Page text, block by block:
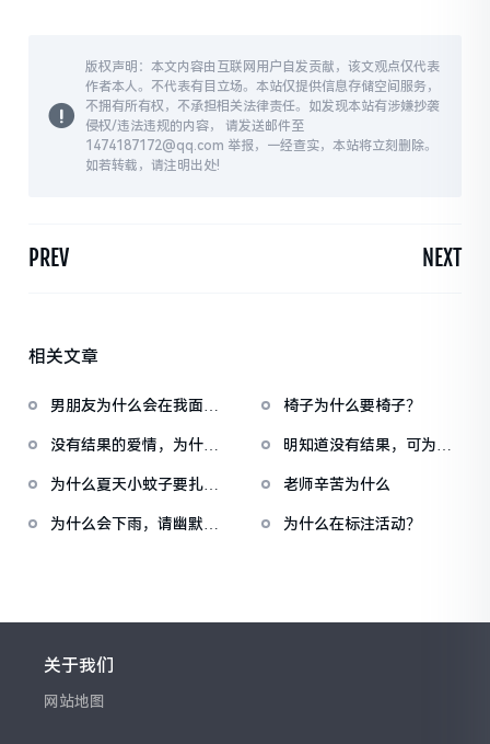
版权声明：本文内容由互联网用户自发贡献，该文观点仅代表
作者本人。不代表有目立场。本站仅提供信息存储空间服务，
不拥有所有权，不承担相关法律责任。如发现本站有涉嫌抄袭
侵权/违法违规的内容， 请发送邮件至
1474187172@qq.com 举报，一经查实，本站将立刻删除。
如若转载，请注明出处!
PREV NEXT
相关文章
男朋友为什么会在我面前
椅子为什么要椅子？
没有结果的爱情，为什么
明知道没有结果，可为什
为什么夏天小蚊子要扎堆
老师辛苦为什么
为什么会下雨，请幽默回
为什么在标注活动？
关于我们
网站地图